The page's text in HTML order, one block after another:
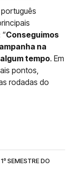
Conseguimos
na
tempo. Em
pontos,
rodadas do
SEMESTRE DO